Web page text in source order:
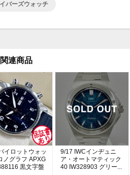
バーズウォッチ
関連商品
イロットウォッ
ノグラフ APXG
黒文字盤
9/17 IWCインヂュニ
ア・オートマティック
40 IW328903 グリー...